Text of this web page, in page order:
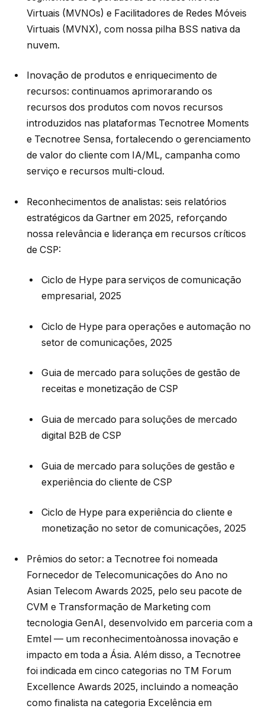
Virtuais (MVNOs) e Facilitadores de Redes Móveis
Virtuais (MVNX), com nossa pilha BSS nativa da
nuvem.
Inovação de produtos e enriquecimento de
recursos: continuamos aprimorarando os
recursos dos produtos com novos recursos
introduzidos nas plataformas Tecnotree Moments
e Tecnotree Sensa, fortalecendo o gerenciamento
de valor do cliente com IA/ML, campanha como
serviço e recursos multi-cloud.
Reconhecimentos de analistas: seis relatórios
estratégicos da Gartner em 2025, reforçando
nossa relevância e liderança em recursos críticos
de CSP:
Ciclo de Hype para serviços de comunicação
empresarial, 2025
Ciclo de Hype para operações e automação no
setor de comunicações, 2025
Guia de mercado para soluções de gestão de
receitas e monetização de CSP
Guia de mercado para soluções de mercado
digital B2B de CSP
Guia de mercado para soluções de gestão e
experiência do cliente de CSP
Ciclo de Hype para experiência do cliente e
monetização no setor de comunicações, 2025
Prêmios do setor: a Tecnotree foi nomeada
Fornecedor de Telecomunicações do Ano no
Asian Telecom Awards 2025, pelo seu pacote de
CVM e Transformação de Marketing com
tecnologia GenAI, desenvolvido em parceria com a
Emtel — um reconhecimentoànossa inovação e
impacto em toda a Ásia. Além disso, a Tecnotree
foi indicada em cinco categorias no TM Forum
Excellence Awards 2025, incluindo a nomeação
como finalista na categoria Excelência em